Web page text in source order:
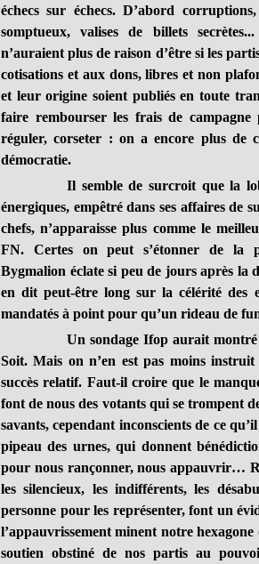
échecs sur échecs. D’abord
somptueux, valises de billets
n’auraient plus de raison d’être si les
cotisations et aux dons, libres et non
et leur origine soient publiés en toute
faire rembourser les frais de
réguler, corseter : on a encore plus de
démocratie.
Il semble de surcroit que la
énergiques, empêtré dans ses affaires de
chefs, n’apparaisse plus comme le
FN. Certes on peut s’étonner de la
Bygmalion éclate si peu de jours après la
en dit peut-être long sur la célérité des
mandatés à point pour qu’un rideau de
Un sondage Ifop aurait montré
Soit. Mais on n’en est pas moins
succès relatif. Faut-il croire que le
font de nous des votants qui se trompent
savants, cependant inconscients de ce
pipeau des urnes, qui donnent
pour nous rançonner, nous appauvrir…
les silencieux, les indifférents, les
personne pour les représenter, font un
l’appauvrissement minent notre
soutien obstiné de nos partis au